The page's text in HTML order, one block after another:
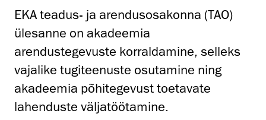
EKA teadus- ja arendusosakonna (TAO)
ülesanne on akadeemia
arendustegevuste korraldamine, selleks
vajalike tugiteenuste osutamine ning
akadeemia põhitegevust toetavate
lahenduste väljatöötamine.